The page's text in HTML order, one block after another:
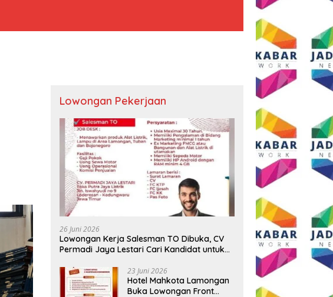
Lowongan Pekerjaan
26 Juni 2026
Lowongan Kerja Salesman TO Dibuka, CV
Permadi Jaya Lestari Cari Kandidat untuk
23 Juni 2026
Hotel Mahkota Lamongan
Buka Lowongan Front